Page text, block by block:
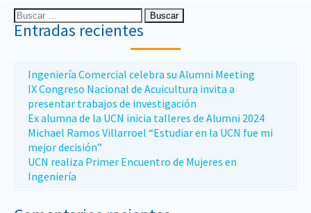
Entradas recientes
Ingeniería Comercial celebra su Alumni Meeting
IX Congreso Nacional de Acuicultura invita a
presentar trabajos de investigación
Ex alumna de la UCN inicia talleres de Alumni 2024
Michael Ramos Villarroel “Estudiar en la UCN fue mi
mejor decisión”
UCN realiza Primer Encuentro de Mujeres en
Ingeniería